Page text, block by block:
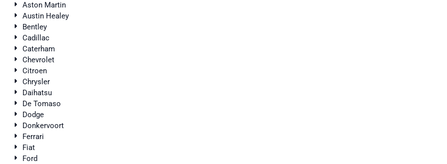
Aston Martin
Austin Healey
Bentley
Cadillac
Caterham
Chevrolet
Citroen
Chrysler
Daihatsu
De Tomaso
Dodge
Donkervoort
Ferrari
Fiat
Ford